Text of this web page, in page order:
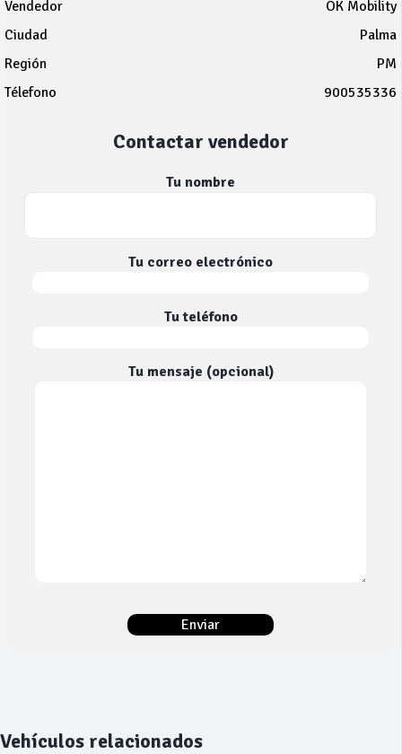
Vendedor
OK Mobility
Ciudad
Palma
Región
PM
Télefono
900535336
Contactar vendedor
Tu nombre
Tu correo electrónico
Tu teléfono
Tu mensaje (opcional)
Vehículos relacionados